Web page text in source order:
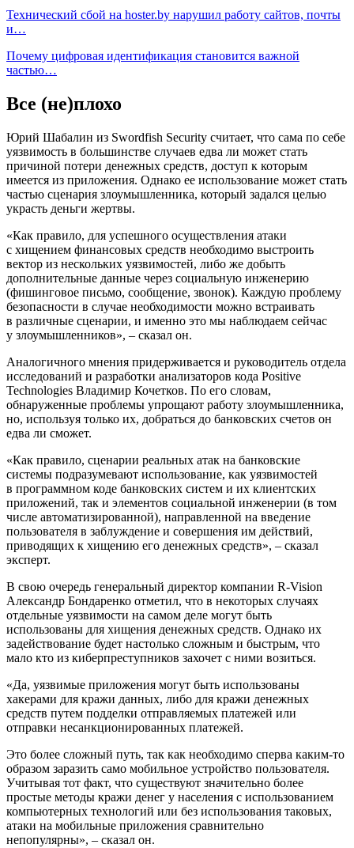
Технический сбой на hoster.by нарушил работу сайтов, почты
и…
Почему цифровая идентификация становится важной
частью…
Все (не)плохо
Юрий Шабалин из Swordfish Security считает, что сама по себе
уязвимость в большинстве случаев едва ли может стать
причиной потери денежных средств, доступ к которым
имеется из приложения. Однако ее использование может стать
частью сценария злоумышленника, который задался целью
украсть деньги жертвы.
«Как правило, для успешного осуществления атаки
с хищением финансовых средств необходимо выстроить
вектор из нескольких уязвимостей, либо же добыть
дополнительные данные через социальную инженерию
(фишинговое письмо, сообщение, звонок). Каждую проблему
безопасности в случае необходимости можно встраивать
в различные сценарии, и именно это мы наблюдаем сейчас
у злоумышленников», – сказал он.
Аналогичного мнения придерживается и руководитель отдела
исследований и разработки анализаторов кода Positive
Technologies Владимир Кочетков. По его словам,
обнаруженные проблемы упрощают работу злоумышленника,
но, используя только их, добраться до банковских счетов он
едва ли сможет.
«Как правило, сценарии реальных атак на банковские
системы подразумевают использование, как уязвимостей
в программном коде банковских систем и их клиентских
приложений, так и элементов социальной инженерии (в том
числе автоматизированной), направленной на введение
пользователя в заблуждение и совершения им действий,
приводящих к хищению его денежных средств», – сказал
эксперт.
В свою очередь генеральный директор компании R-Vision
Александр Бондаренко отметил, что в некоторых случаях
отдельные уязвимости на самом деле могут быть
использованы для хищения денежных средств. Однако их
задействование будет настолько сложным и быстрым, что
мало кто из киберпреступников захочет с ними возиться.
«Да, уязвимые приложения могут быть использованы
хакерами для кражи данных, либо для кражи денежных
средств путем подделки отправляемых платежей или
отправки несанкционированных платежей.
Это более сложный путь, так как необходимо сперва каким-то
образом заразить само мобильное устройство пользователя.
Учитывая тот факт, что существуют значительно более
простые методы кражи денег у населения с использованием
компьютерных технологий или без использования таковых,
атаки на мобильные приложения сравнительно
непопулярны», – сказал он.